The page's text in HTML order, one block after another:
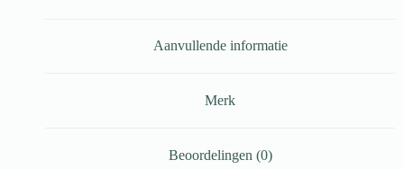
Aanvullende informatie
Merk
Beoordelingen (0)